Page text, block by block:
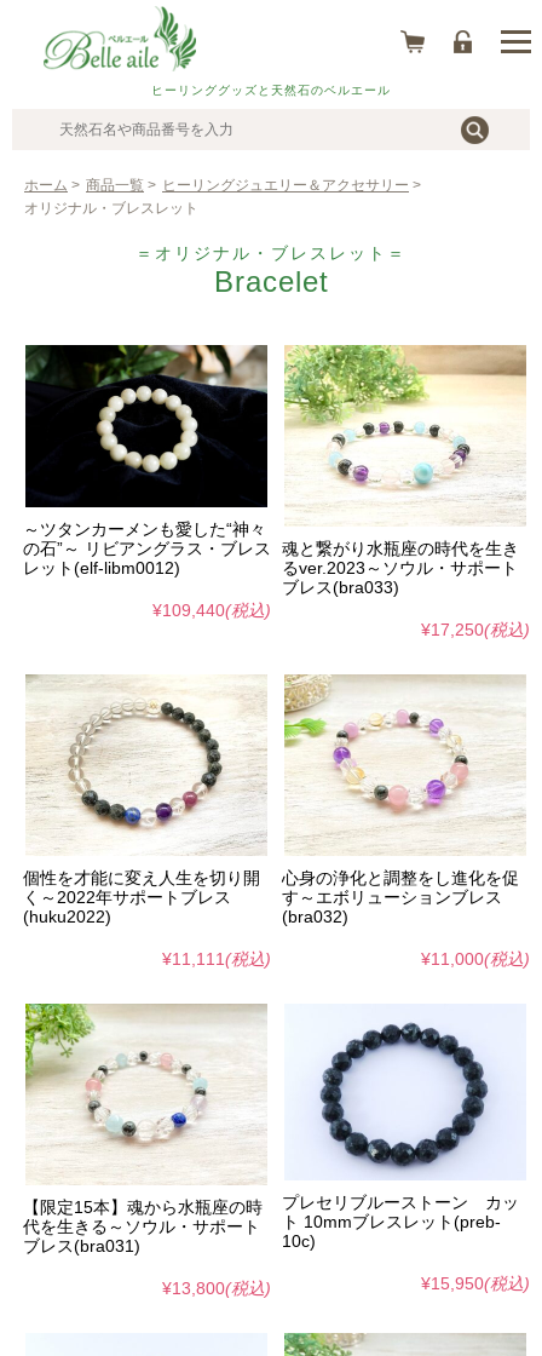
ヒーリンググッズと天然石のベルエール
ホーム > 商品一覧 > ヒーリングジュエリー＆アクセサリー >
オリジナル・ブレスレット
＝オリジナル・ブレスレット＝
Bracelet
～ツタンカーメンも愛した“神々
の石”～ リビアングラス・ブレス
レット(elf-libm0012)
¥109,440(税込)
魂と繋がり水瓶座の時代を生き
るver.2023～ソウル・サポート
ブレス(bra033)
¥17,250(税込)
個性を才能に変え人生を切り開
く～2022年サポートブレス
(huku2022)
¥11,111(税込)
心身の浄化と調整をし進化を促
す～エボリューションブレス
(bra032)
¥11,000(税込)
【限定15本】魂から水瓶座の時
代を生きる～ソウル・サポート
ブレス(bra031)
¥13,800(税込)
プレセリブルーストーン カッ
ト 10mmブレスレット(preb-
10c)
¥15,950(税込)